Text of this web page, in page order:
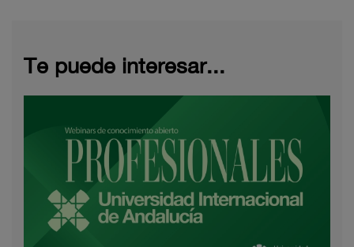
Te puede interesar...